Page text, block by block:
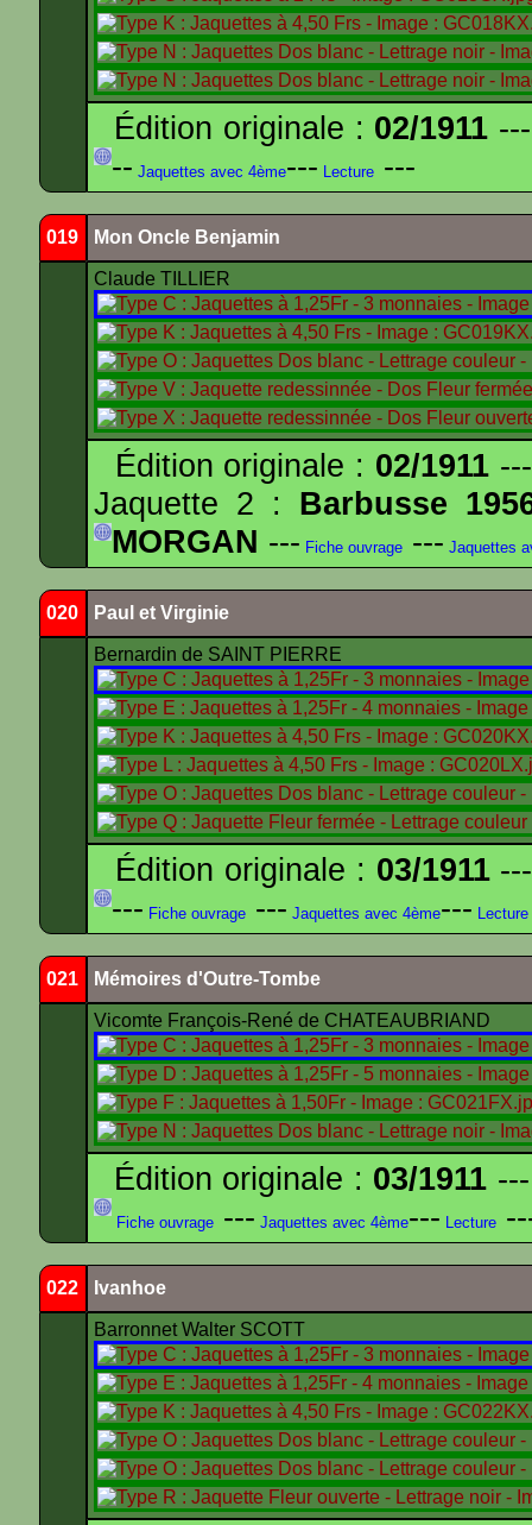
Édition originale : 02/1911
-- Jaquettes avec 4ème--- Lecture ---
019 Mon Oncle Benjamin
Claude TILLIER
Édition originale : 02/1911
Jaquette 2 : Barbusse
MORGAN --- Fiche ouvrage --- Jaquettes
020 Paul et Virginie
Bernardin de SAINT PIERRE
Édition originale : 03/1911
--- Fiche ouvrage --- Jaquettes avec 4ème--- Lecture
021 Mémoires d'Outre-Tombe
Vicomte François-René de CHATEAUBRIAND
Édition originale : 03/1911
Fiche ouvrage --- Jaquettes avec 4ème--- Lecture
022 Ivanhoe
Barronnet Walter SCOTT